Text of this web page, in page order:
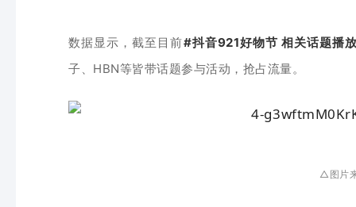
数据显示，截至目前#抖音921好物节 相关话题播
子、HBN等皆带话题参与活动，抢占流量。
△图片